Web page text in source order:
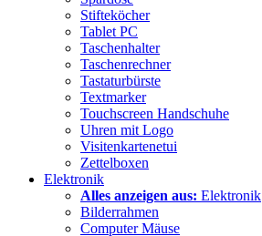
Stifteköcher
Tablet PC
Taschenhalter
Taschenrechner
Tastaturbürste
Textmarker
Touchscreen Handschuhe
Uhren mit Logo
Visitenkartenetui
Zettelboxen
Elektronik
Alles anzeigen aus: Elektronik
Bilderrahmen
Computer Mäuse